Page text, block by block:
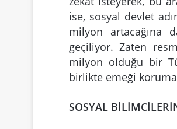
ise, sosyal devlet
milyon artacağına
geçiliyor. Zaten
milyon olduğu bir
birlikte emeği
SOSYAL